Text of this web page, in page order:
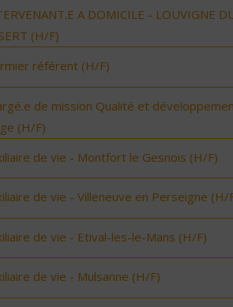
A DOMICILE - LOUVIGNE
(H/F)
référent (H/F)
de mission Qualité et
(H/F)
de vie - Montfort le Gesnois (H/F)
de vie - Villeneuve en Perseigne (H/
de vie - Etival-les-le-Mans (H/F)
de vie - Mulsanne (H/F)